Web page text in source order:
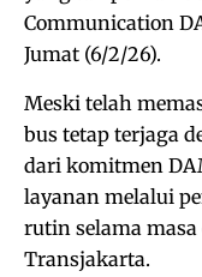
Communication
Jumat (6/2/26).
Meski telah
bus tetap terjaga
dari komitmen
layanan melalui
rutin selama
Transjakarta.